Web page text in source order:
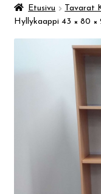
Taidemuseo &
Suomen käsityön
Varhaiskasvatus
Ateria- ja
Etusivu Tavarat
Hyllykaappi 43 × 80 ×